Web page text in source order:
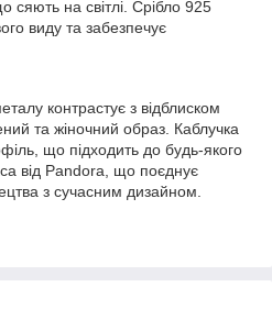
сяють на світлі. Срібло 925
виду та забезпечує
контрастує з відблиском
та жіночний образ. Каблучка
що підходить до будь-якого
від Pandora, що поєднує
з сучасним дизайном.